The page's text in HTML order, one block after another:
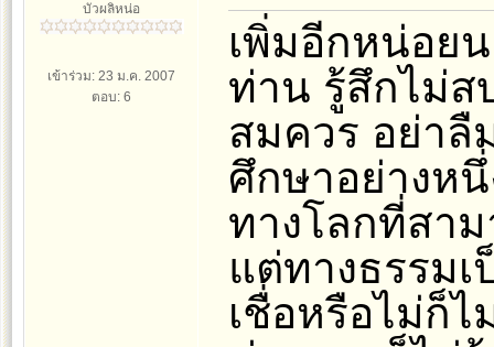
บัวผลิหน่อ
เข้าร่วม: 23 ม.ค. 2007
ตอบ: 6
เพิ่มอีกหน่อย
ท่าน รู้สึกไม่ส
สมควร อย่าลื
ศึกษาอย่างห
ทางโลกที่สาม
แต่ทางธรรมเ
เชื่อหรือไม่ก็